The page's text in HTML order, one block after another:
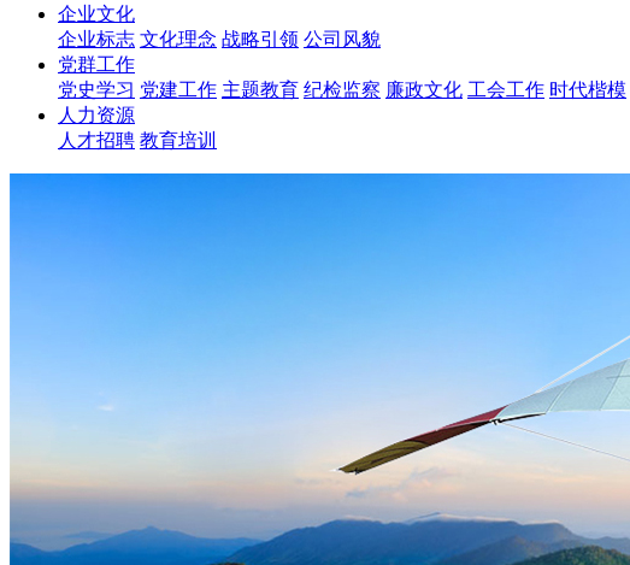
企业文化
企业标志 文化理念 战略引领 公司风貌
党群工作
党史学习 党建工作 主题教育 纪检监察 廉政文化 工会工作 时代楷模
人力资源
人才招聘 教育培训